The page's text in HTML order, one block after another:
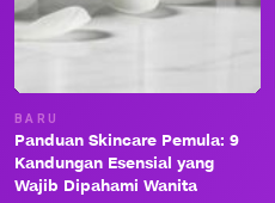
BARU
Panduan Skincare Pemula: 9
Kandungan Esensial yang
Wajib Dipahami Wanita